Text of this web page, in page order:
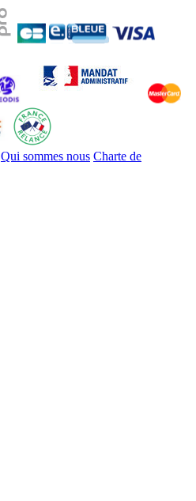
Qui sommes nous Charte de